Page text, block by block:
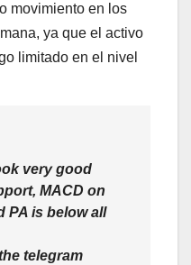
movimiento en los
ya que el activo
limitado en el nivel
very good
MACD on
PA is below all
telegram